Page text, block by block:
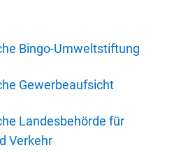
Bingo-Umweltstiftung
Gewerbeaufsicht
Landesbehörde für
Verkehr